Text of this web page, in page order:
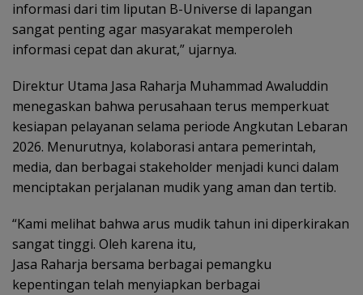
informasi dari tim liputan B-Universe di lapangan
sangat penting agar masyarakat memperoleh
informasi cepat dan akurat,” ujarnya.
Direktur Utama Jasa Raharja Muhammad Awaluddin
menegaskan bahwa perusahaan terus memperkuat
kesiapan pelayanan selama periode Angkutan Lebaran
2026. Menurutnya, kolaborasi antara pemerintah,
media, dan berbagai stakeholder menjadi kunci dalam
menciptakan perjalanan mudik yang aman dan tertib.
“Kami melihat bahwa arus mudik tahun ini diperkirakan
sangat tinggi. Oleh karena itu,
Jasa Raharja bersama berbagai pemangku
kepentingan telah menyiapkan berbagai